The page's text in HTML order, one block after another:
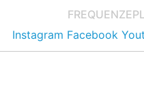
FREQUENZE
Instagram Facebook